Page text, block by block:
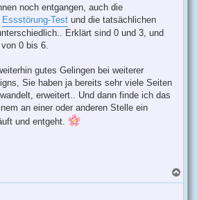
noch entgangen, auch die
Essstörung-Test und die tatsächlichen
Erklärt sind 0 und 3, und
0 bis 6.
gutes Gelingen bei weiterer
Sie haben ja bereits sehr viele Seiten
erweitert.. Und dann finde ich das
an einer oder anderen Stelle ein
und entgeht.
a